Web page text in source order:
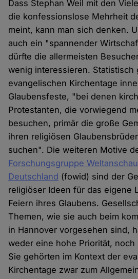
Dass Stephan Weil mit den
die konfessionslose Mehrheit
meint, kann man sich denken.
auch ein "spannender
dürfte die allermeisten
wenig interessieren. Statistisch
evangelischen Kirchentage
Glaubensfeste, "bei denen
Protestanten, die vorwiegend
besuchen, primär die große
ihren religiösen
suchen". Die weiteren Motive
Forschungsgruppe
Deutschland (fowid) sind der
religiöser Ideen für das eigene
Feiern ihres Glaubens.
Themen, wie sie auch beim
in Hannover vorgesehen sind,
weder eine hohe Priorität,
Sie gehörten im Kontext der
Kirchentage zwar zum